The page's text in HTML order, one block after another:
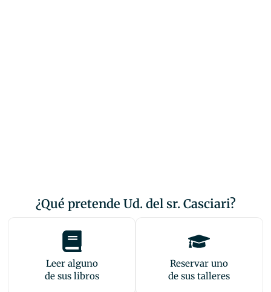
¿Qué pretende Ud. del sr. Casciari?
Leer alguno
de sus libros
Reservar uno
de sus talleres